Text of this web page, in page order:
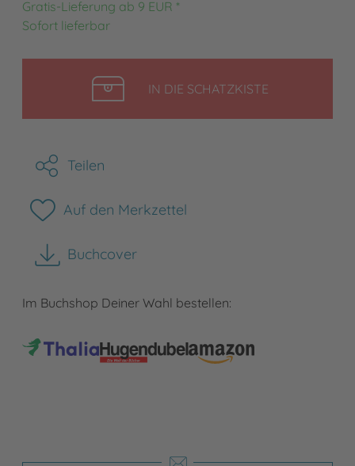
Gratis-Lieferung ab 9 EUR *
Sofort lieferbar
IN DIE SCHATZKISTELEGEN
Teilen
Auf den Merkzettel
Buchcover
herunterladen
Im Buchshop Deiner Wahl bestellen: